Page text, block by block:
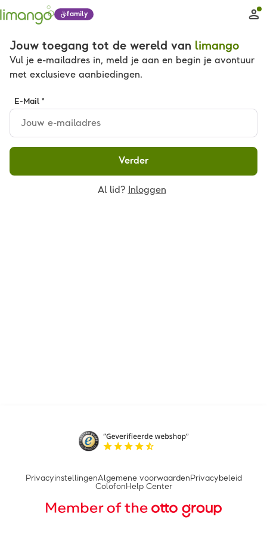
family
Jouw toegang tot de wereld van limango
Vul je e-mailadres in, meld je aan en begin je avontuur
met exclusieve aanbiedingen.
E-Mail *
Verder
Al lid? Inloggen
PrivacyinstellingenAlgemene voorwaarden Privacybeleid
Colofon Help Center